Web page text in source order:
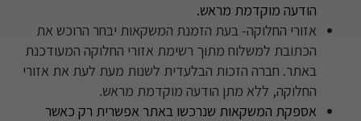
הודעה מוקדמת מראש.
אזורי החלוקה- בעת הזמנת המשקאות יבחר הרוכש את
הכתובת למשלוח מתוך רשימת אזורי החלוקה המעודכנת
באתר. חברה הזכות הבלעדית לשנות מעת לעת את אזורי
החלוקה, ללא מתן הודעה מוקדמת מראש.
אספקת המשקאות שנרכשו באתר אפשרית רק כאשר